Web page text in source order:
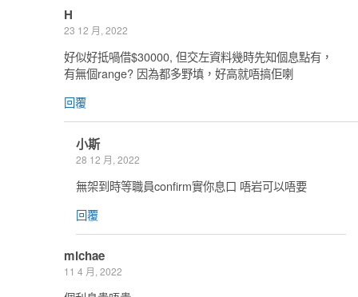
H
23 12 月, 2022
好似好抵喎借$30000, 但交左資料幾時先知個息點有，
有無個range? 因為都多野填，好高就唔搞佢喇
回覆
小斯
28 12 月, 2022
無架到時等職員confirm實你息口 唔岩可以唔要
回覆
michae
11 4 月, 2022